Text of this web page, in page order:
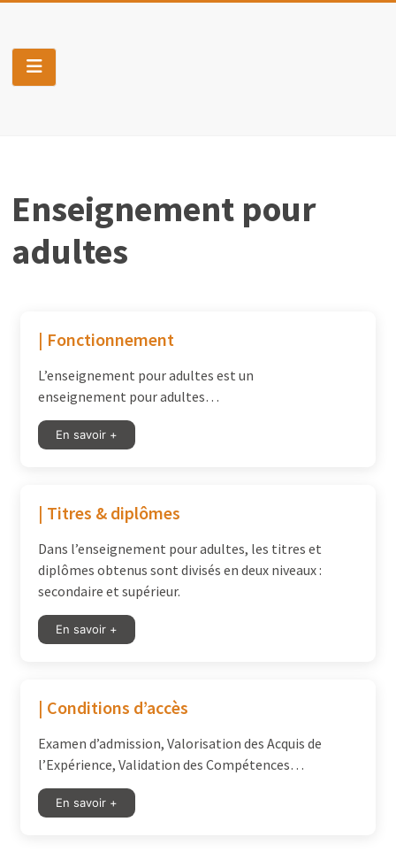
content
Pro-
J
&
professionnel
Enseignement pour
adultes
| Fonctionnement
L’enseignement pour adultes est un
enseignement pour adultes…
En savoir +
| Titres & diplômes
Dans l’enseignement pour adultes, les titres et
diplômes obtenus sont divisés en deux niveaux :
secondaire et supérieur.
En savoir +
| Conditions d’accès
Examen d’admission, Valorisation des Acquis de
l’Expérience, Validation des Compétences…
En savoir +